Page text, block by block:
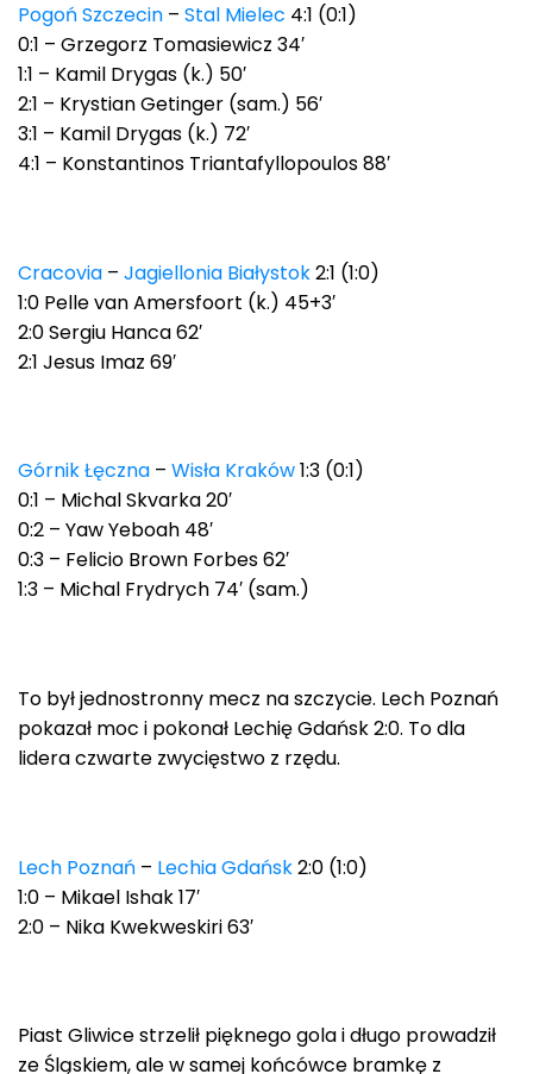
Pogoń Szczecin – Stal Mielec 4:1 (0:1)
0:1 – Grzegorz Tomasiewicz 34′
1:1 – Kamil Drygas (k.) 50′
2:1 – Krystian Getinger (sam.) 56′
3:1 – Kamil Drygas (k.) 72′
4:1 – Konstantinos Triantafyllopoulos 88′
Cracovia – Jagiellonia Białystok2:1 (1:0)
1:0 Pelle van Amersfoort (k.) 45+3′
2:0 Sergiu Hanca 62′
2:1 Jesus Imaz 69′
Górnik Łęczna – Wisła Kraków1:3 (0:1)
0:1 – Michal Skvarka 20′
0:2 – Yaw Yeboah 48′
0:3 – Felicio Brown Forbes 62′
1:3 – Michal Frydrych 74′ (sam.)
To był jednostronny mecz na szczycie. Lech Poznań
pokazał moc i pokonał Lechię Gdańsk 2:0. To dla
lidera czwarte zwycięstwo z rzędu.
Lech Poznań – Lechia Gdańsk2:0 (1:0)
1:0 – Mikael Ishak 17′
2:0 – Nika Kwekweskiri 63′
Piast Gliwice strzelił pięknego gola i długo prowadził
ze Śląskiem, ale w samej końcówce bramkę z